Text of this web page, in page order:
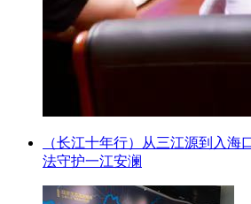
（长江十年行）从三江源到入海
法守护一江安澜